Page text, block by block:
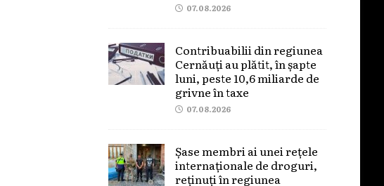
07.08.2026
Contribuabilii din regiunea
Cernăuți au plătit, în șapte
luni, peste 10,6 miliarde de
grivne în taxe
07.08.2026
Șase membri ai unei rețele
internaționale de droguri,
reținuți în regiunea